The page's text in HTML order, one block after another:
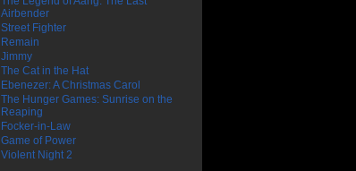
Airbender
Street Fighter
Remain
Jimmy
The Cat in the Hat
Ebenezer: A Christmas Carol
The Hunger Games: Sunrise on the
Reaping
Focker-in-Law
Game of Power
Violent Night 2